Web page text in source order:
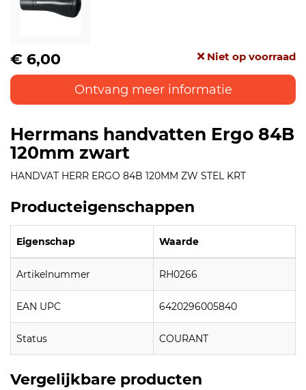
€ 6,00 Niet op voorraad
Ontvang meer informatie
Herrmans handvatten Ergo 84B
120mm zwart
HANDVAT HERR ERGO 84B 120MM ZW STEL KRT
Producteigenschappen
Eigenschap Waarde
Artikelnummer RH0266
EAN UPC 6420296005840
Status COURANT
Vergelijkbare producten